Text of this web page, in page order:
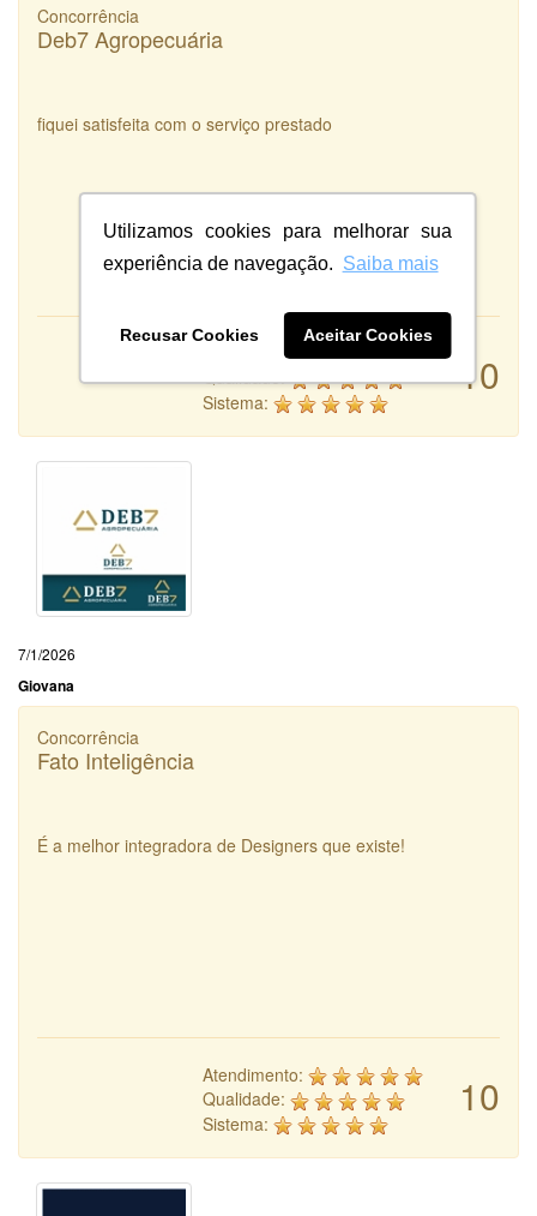
Utilizamos cookies para melhorar sua
experiência de navegação. Saiba mais
Recusar Cookies Aceitar Cookies
Concorrência
Deb7 Agropecuária
fiquei satisfeita com o serviço prestado
10
Atendimento:
Qualidade:
Sistema:
7/1/2026
Giovana
Concorrência
Fato Inteligência
É a melhor integradora de Designers que existe!
10
Atendimento:
Qualidade:
Sistema: